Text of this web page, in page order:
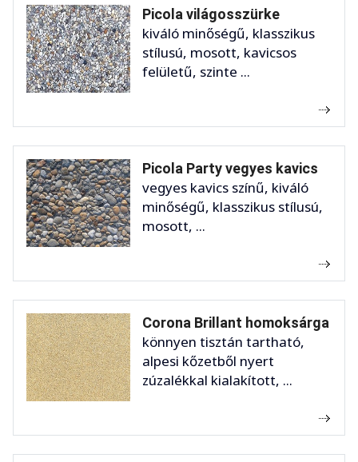
Picola világosszürke
kiváló minőségű, klasszikus
stílusú, mosott, kavicsos
felületű, szinte ...
Picola Party vegyes kavics
vegyes kavics színű, kiváló
minőségű, klasszikus stílusú,
mosott, ...
Corona Brillant homoksárga
könnyen tisztán tartható,
alpesi kőzetből nyert
zúzalékkal kialakított, ...